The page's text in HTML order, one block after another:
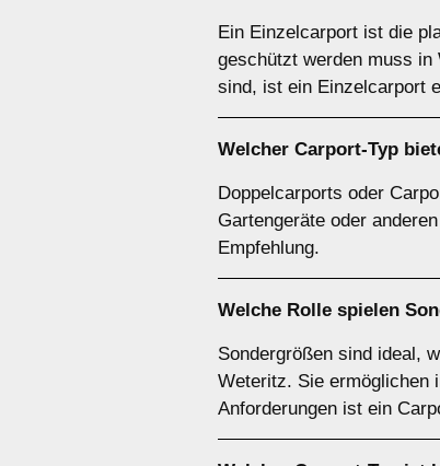
Ein Einzelcarport ist die
geschützt werden muss
sind, ist ein Einzelcarport
Welcher Carport-Typ
Doppelcarports oder
Gartengeräte oder
Empfehlung.
Welche Rolle spielen
Sondergrößen sind ideal,
Weteritz. Sie ermöglichen
Anforderungen ist ein